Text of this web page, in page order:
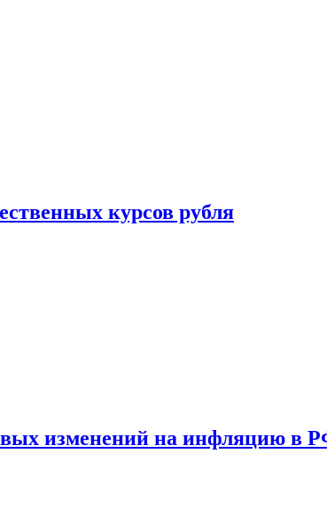
курсов рубля
изменений на инфляцию в